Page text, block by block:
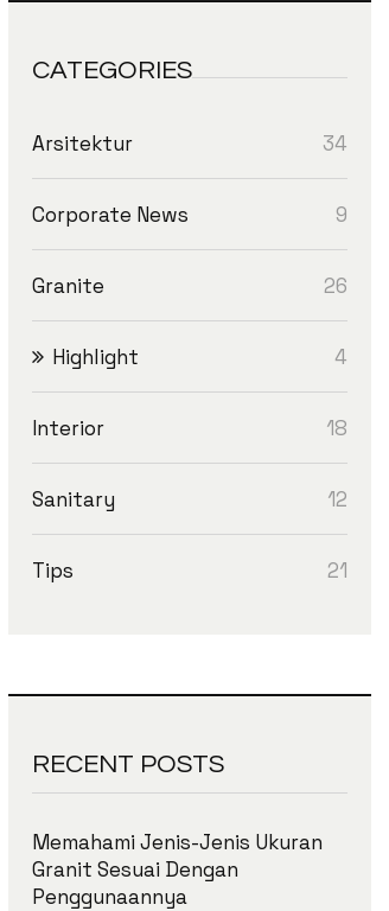
CATEGORIES
Arsitektur 34
Corporate News 9
Granite 26
Highlight 4
Interior 18
Sanitary 12
Tips 21
RECENT POSTS
Memahami Jenis-Jenis Ukuran
Granit Sesuai Dengan
Penggunaannya